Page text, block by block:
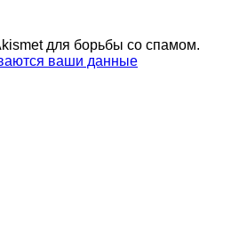
для борьбы со спамом.
ваши данные